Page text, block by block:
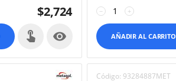
$2,724

+
−
AÑADIR AL CARRITO
Código: 93284887MET